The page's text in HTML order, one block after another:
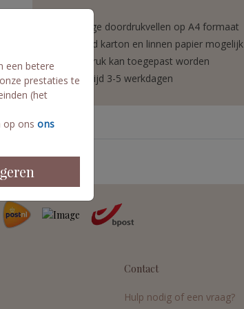
een betere
prestaties te
(het
op ons ons
Handige doordrukvellen op A4 formaat
Coated karton en linnen papier mogelijk
Foliedruk kan toegepast worden
Levertijd 3-5 werkdagen
Prijzen
Contact
Hulp nodig of een vraag?